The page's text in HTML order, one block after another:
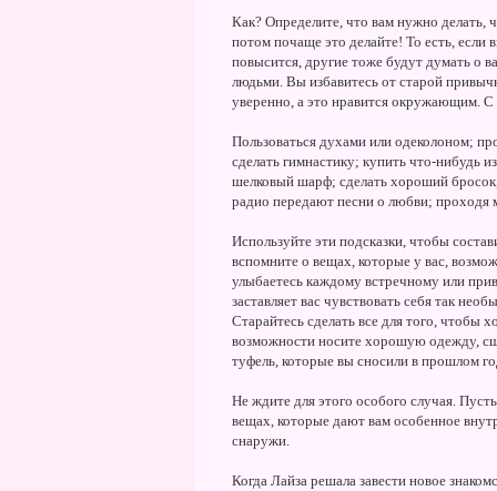
Как? Определите, что вам нужно делать,
потом почаще это делайте! То есть, если
повысится, другие тоже будут думать о
людьми. Вы избавитесь от старой
уверенно, а это нравится окружающим. С
Пользоваться духами или одеколоном;
сделать гимнастику; купить что-нибудь
шелковый шарф; сделать хороший бросок,
радио передают песни о любви; проходя
Используйте эти подсказки, чтобы
вспомните о вещах, которые у вас,
улыбаетесь каждому встречному или
заставляет вас чувствовать себя так
Старайтесь сделать все для того, чтобы
возможности носите хорошую одежду,
туфель, которые вы сносили в прошлом
Не ждите для этого особого случая.
вещах, которые дают вам особенное
снаружи.
Когда Лайза решала завести новое